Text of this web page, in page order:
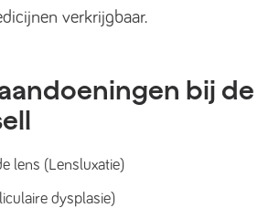
verkrijgbaar.
bij de
lens (Lensluxatie)
dysplasie)